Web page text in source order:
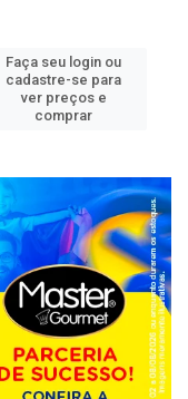
Faça seu login ou
cadastre-se para
ver preços e
comprar